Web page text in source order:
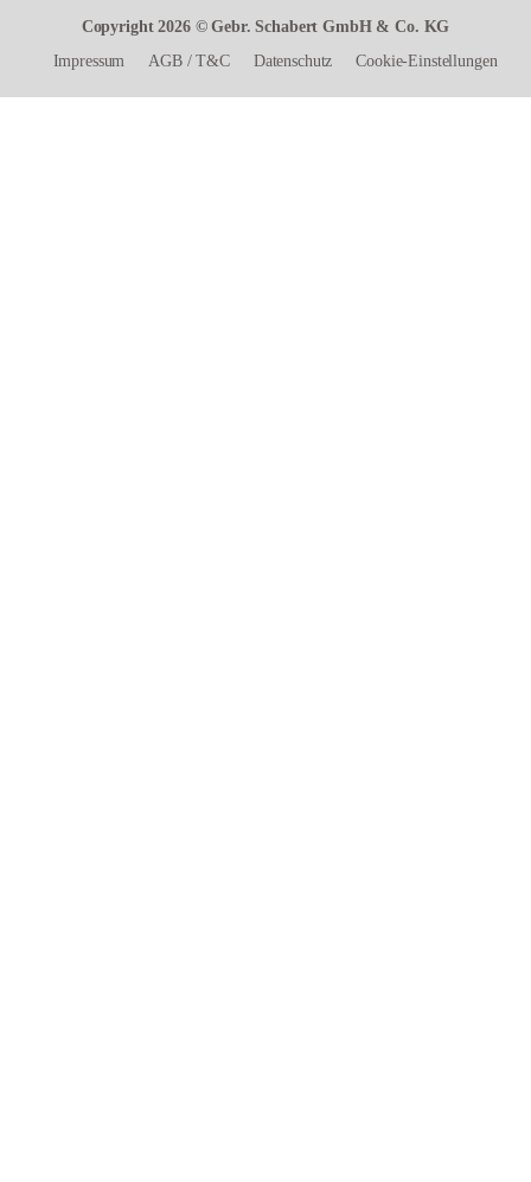
Copyright 2026 © Gebr. Schabert GmbH & Co. KG
Impressum
AGB/T&C Datenschutz Cookie-Einstellungen